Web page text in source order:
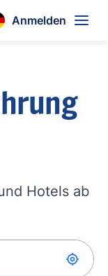
Anmelden
Hotels ab